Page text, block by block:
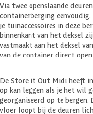
Via twee openslaande
containerberging
je tuinaccessoires in deze
binnenkant van het deksel
vastmaakt aan het deksel
van de container direct open.
De Store it Out Midi heeft
op kan leggen als je het wil
georganiseerd op te bergen.
vloer loopt bij de deuren